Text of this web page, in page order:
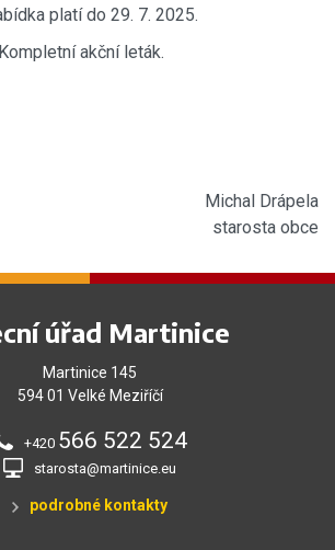
platí do 29. 7. 2025.
akční leták.
Michal Drápela
starosta obce
úřad Martinice
Martinice 145
594 01 Velké Meziříčí
+420 566 522 524
starosta@martinice.eu
podrobné kontakty